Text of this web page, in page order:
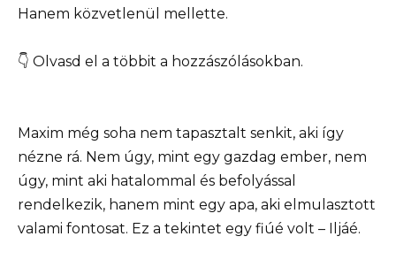
Hanem közvetlenül mellette.
👇 Olvasd el a többit a hozzászólásokban.
Maxim még soha nem tapasztalt senkit, aki így
nézne rá. Nem úgy, mint egy gazdag ember, nem
úgy, mint aki hatalommal és befolyással
rendelkezik, hanem mint egy apa, aki elmulasztott
valami fontosat. Ez a tekintet egy fiúé volt – Iljáé.